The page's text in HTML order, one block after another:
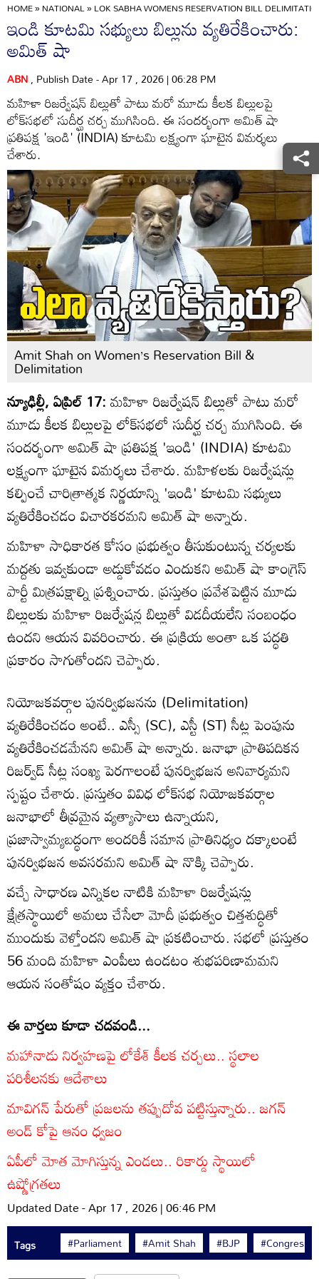
HOME»NATIONAL»LOK SABHA WOMENS RESERVATION BILL
ఇండి కూటమి సభ్యులు బిల్లును వ్యతిరేకించారు:
అమిత్‌ షా
ABN, Publish Date - Apr 17 , 2026 | 06:28 PM
మహిళా రిజర్వేషన్ బిల్లుతో పాటు మరో మూడు కీలక బిల్లులపై
లోక్‌సభలో సుదీర్ఘ చర్చ ముగిసింది. ఈ సందర్భంగా అమిత్ షా
ప్రతిపక్ష 'ఇండి' (INDIA) కూటమి లక్ష్యంగా ఘాటైన విమర్శలు
చేశారు.
Amit Shah on Women’s Reservation Bill &
Delimitation
న్యూఢిల్లీ, ఏప్రిల్ 17:మహిళా రిజర్వేషన్ బిల్లుతో పాటు మరో
మూడు కీలక బిల్లులపై లోక్‌సభలో సుదీర్ఘ చర్చ ముగిసింది. ఈ
సందర్భంగా అమిత్ షా ప్రతిపక్ష 'ఇండి' (INDIA) కూటమి
లక్ష్యంగా ఘాటైన విమర్శలు చేశారు. మహిళలకు రిజర్వేషన్లు
కల్పించే చారిత్రాత్మక నిర్ణయాన్ని 'ఇండి' కూటమి సభ్యులు
వ్యతిరేకించడం విచారకరమని అమిత్ షా అన్నారు.
మహిళా సాధికారత కోసం ప్రభుత్వం తీసుకుంటున్న చర్యలకు
మద్దతు ఇవ్వకుండా అడ్డుకోవడం ఎందుకని అమిత్ షా కాంగ్రెస్
పార్టీ మిత్రపక్షాల్ని ప్రశ్నించారు. ప్రస్తుతం ప్రవేశపెట్టిన మూడు
బిల్లులకు మహిళా రిజర్వేషన్ల బిల్లుతో విడదీయలేని సంబంధం
ఉందని ఆయన వివరించారు. ఈ ప్రక్రియ అంతా ఒక పద్ధతి
ప్రకారం సాగుతోందని చెప్పారు.
నియోజకవర్గాల పునర్విభజనను (Delimitation)
వ్యతిరేకించడం అంటే.. ఎస్సీ (SC), ఎస్టీ (ST) సీట్ల పెంపును
వ్యతిరేకించడమేనని అమిత్ షా అన్నారు. జనాభా ప్రాతిపదికన
రిజర్వ్‌డ్ సీట్ల సంఖ్య పెరగాలంటే పునర్విభజన అనివార్యమని
స్పష్టం చేశారు. ప్రస్తుతం వివిధ లోక్‌సభ నియోజకవర్గాల
జనాభాలో తీవ్రమైన వ్యత్యాసాలు ఉన్నాయని,
ప్రజాస్వామ్యబద్ధంగా అందరికీ సమాన ప్రాతినిధ్యం దక్కాలంటే
పునర్విభజన అవసరమని అమిత్ షా నొక్కి చెప్పారు.
వచ్చే సాధారణ ఎన్నికల నాటికి మహిళా రిజర్వేషన్లు
క్షేత్రస్థాయిలో అమలు చేసేలా మోదీ ప్రభుత్వం చిత్తశుద్ధితో
ముందుకు వెళ్తోందని అమిత్ షా ప్రకటించారు. సభలో ప్రస్తుతం
56 మంది మహిళా ఎంపీలు ఉండటం శుభపరిణామమని
ఆయన సంతోషం వ్యక్తం చేశారు.
ఈ వార్తలు కూడా చదవండి...
మహానాడు నిర్వహణపై లోకేశ్ కీలక చర్చలు.. స్థలాల
పరిశీలనకు ఆదేశాలు
మావిగన్ పేరుతో ప్రజలను తప్పుదోవ పట్టిస్తున్నారు.. జగన్
అండ్ కోపై ఆనం ధ్వజం
ఏపీలో మోత మోగిస్తున్న ఎండలు.. రికార్డు స్థాయిలో
ఉష్ణోగ్రతలు
Updated Date - Apr 17 , 2026 | 06:46 PM
Tags #Parliament #Amit Shah #BJP #Congress